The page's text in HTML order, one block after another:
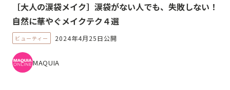
［大人の涙袋メイク］涙袋がない人でも、失敗しない！
自然に華やぐメイクテク４選
ビューティー 2024年4月25日公開
MAQUIA